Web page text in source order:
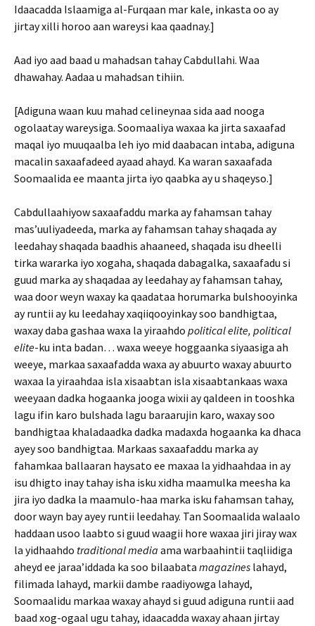
Idaacadda Islaamiga al-Furqaan mar kale, inkasta oo ay
jirtay xilli horoo aan wareysi kaa qaadnay.]
Aad iyo aad baad u mahadsan tahay Cabdullahi. Waa
dhawahay. Aadaa u mahadsan tihiin.
[Adiguna waan kuu mahad celineynaa sida aad nooga
ogolaatay wareysiga. Soomaaliya waxaa ka jirta saxaafad
maqal iyo muuqaalba leh iyo mid daabacan intaba, adiguna
macalin saxaafadeed ayaad ahayd. Ka waran saxaafada
Soomaalida ee maanta jirta iyo qaabka ay u shaqeyso.]
Cabdullaahiyow saxaafaddu marka ay fahamsan tahay
mas’uuliyadeeda, marka ay fahamsan tahay shaqada ay
leedahay shaqada baadhis ahaaneed, shaqada isu dheelli
tirka wararka iyo xogaha, shaqada dabagalka, saxaafadu si
guud marka ay shaqadaa ay leedahay ay fahamsan tahay,
waa door weyn waxay ka qaadataa horumarka bulshooyinka
ay runtii ay ku leedahay xaqiiqooyinkay soo bandhigtaa,
waxay daba gashaa waxa la yiraahdo political elite, political
elite-ku inta badan… waxa weeye hoggaanka siyaasiga ah
weeye, markaa saxaafadda waxa ay abuurto waxay abuurto
waxaa la yiraahdaa isla xisaabtan isla xisaabtankaas waxa
weeyaan dadka hogaanka jooga wixii ay qaldeen in tooshka
lagu ifin karo bulshada lagu baraarujin karo, waxay soo
bandhigtaa khaladaadka dadka madaxda hogaanka ka dhaca
ayey soo bandhigtaa. Markaas saxaafaddu marka ay
fahamkaa ballaaran haysato ee maxaa la yidhaahdaa in ay
isu dhigto inay tahay isha isku xidha maamulka meesha ka
jira iyo dadka la maamulo-haa marka isku fahamsan tahay,
door wayn bay ayey runtii leedahay. Tan Soomaalida walaalo
haddaan usoo laabto si guud waagii hore waxaa jiri jiray wax
la yidhaahdo traditional media ama warbaahintii taqliidiga
aheyd ee jaraa’iddada ka soo bilaabata magazines lahayd,
filimada lahayd, markii dambe raadiyowga lahayd,
Soomaalidu markaa waxay ahayd si guud adiguna runtii aad
baad xog-ogaal ugu tahay, idaacadda waxay ahaan jirtay